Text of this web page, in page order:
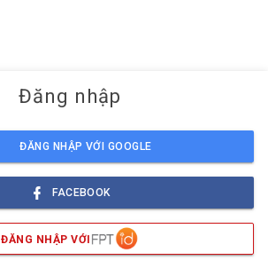
Đăng nhập
ĐĂNG NHẬP VỚI GOOGLE
FACEBOOK
ĐĂNG NHẬP VỚI